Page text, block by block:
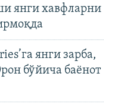
янги хавфларни
янги зарба,
бўйича баёнот